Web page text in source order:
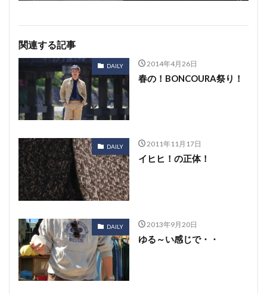
関連する記事
DAILY 2014年4月26日
春の！BONCOURA祭り！
DAILY 2011年11月17日
イヒヒ！の正体！
DAILY 2013年9月20日
ゆる～い感じで・・